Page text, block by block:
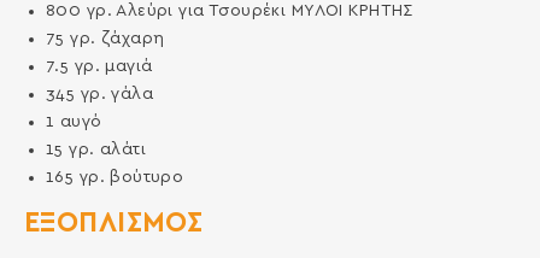
800 γρ. Αλεύρι για Τσουρέκι ΜΥΛΟΙ ΚΡΗΤΗΣ
75γρ. ζάχαρη
7.5 γρ.μαγιά
345 γρ.γάλα
1 αυγό
15γρ. αλάτι
165 γρ.βούτυρο
ΕΞΟΠΛΙΣΜΌΣ